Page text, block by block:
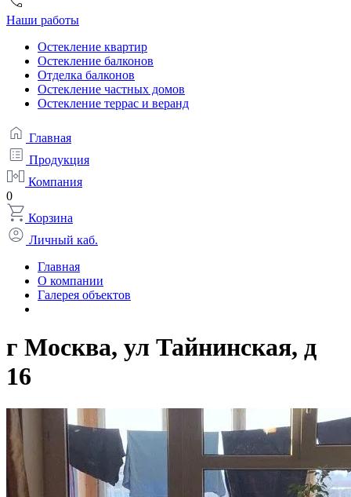
Наши работы
Остекление квартир
Остекление балконов
Отделка балконов
Остекление частных домов
Остекление террас и веранд
Главная
Продукция
Компания
0
Корзина
Личный каб.
Главная
О компании
Галерея объектов
г Москва, ул Тайнинская, д
16